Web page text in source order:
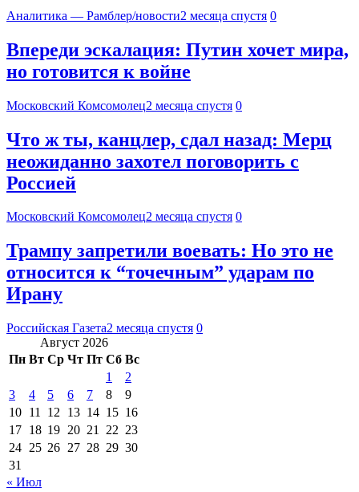
Аналитика — Рамблер/новости2 месяца спустя 0
Впереди эскалация: Путин хочет мира,
но готовится к войне
Московский Комсомолец2 месяца спустя 0
Что ж ты, канцлер, сдал назад: Мерц
неожиданно захотел поговорить с
Россией
Московский Комсомолец2 месяца спустя 0
Трампу запретили воевать: Но это не
относится к “точечным” ударам по
Ирану
Российская Газета2 месяца спустя 0
Август 2026
Пн Вт Ср Чт Пт Сб Вс
1
2
3
4 5 6 7 8
9
10 11 12 13 14 15 16
17 18 19 20 21 22 23
24 25 26 27 28 29 30
31
« Июл